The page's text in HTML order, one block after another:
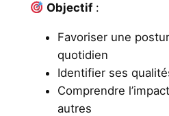
Objectif:
Favoriser une
quotidien
Identifier ses
Comprendre
autres